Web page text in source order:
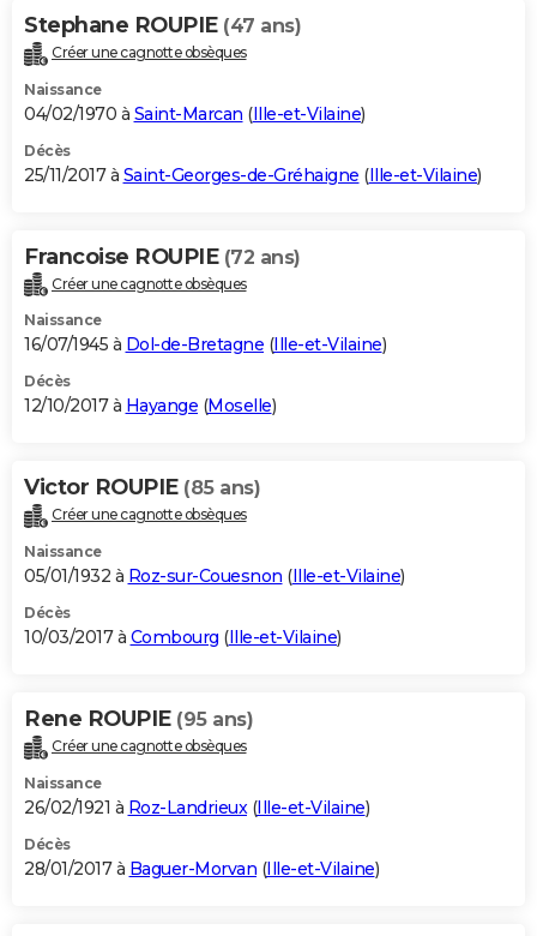
Stephane ROUPIE (47 ans)
Créer une cagnotte obsèques
Naissance
04/02/1970 à Saint-Marcan (Ille-et-Vilaine)
Décès
25/11/2017 à Saint-Georges-de-Gréhaigne (Ille-et-Vilaine)
Francoise ROUPIE (72 ans)
Créer une cagnotte obsèques
Naissance
16/07/1945 à Dol-de-Bretagne (Ille-et-Vilaine)
Décès
12/10/2017 à Hayange (Moselle)
Victor ROUPIE (85 ans)
Créer une cagnotte obsèques
Naissance
05/01/1932 à Roz-sur-Couesnon (Ille-et-Vilaine)
Décès
10/03/2017 à Combourg (Ille-et-Vilaine)
Rene ROUPIE (95 ans)
Créer une cagnotte obsèques
Naissance
26/02/1921 à Roz-Landrieux(Ille-et-Vilaine)
Décès
28/01/2017 à Baguer-Morvan (Ille-et-Vilaine)